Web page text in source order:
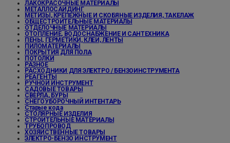
ЛАКОКРАСОЧНЫЕ МАТЕРИАЛЫ
МЕТАЛЛОСАЙДИНГ
МЕТИЗЫ, КРЕПЕЖНЫЕ И СКОБЯНЫЕ ИЗДЕЛИЯ, ТАКЕЛАЖ
ОБЩЕСТРОИТЕЛЬНЫЕ МАТЕРИАЛЫ
ОТДЕЛОЧНЫЕ МАТЕРИАЛЫ
ОТОПЛЕНИЕ, ВОДОСНАБЖЕНИЕ И САНТЕХНИКА
ПЕНЫ, ГЕРМЕТИКИ, КЛЕИ, ЛЕНТЫ
ПИЛОМАТЕРИАЛЫ
ПОКРЫТИЯ ДЛЯ ПОЛА
ПОТОЛКИ
РАЗНОЕ
РАСХОДНИКИ ДЛЯ ЭЛЕКТРО / БЕНЗОИНСТРУМЕНТА
РЕАГЕНТЫ
РУЧНОЙ ИНСТРУМЕНТ
САДОВЫЕ ТОВАРЫ
СВЕРЛА, БУРЫ
СНЕГОУБОРОЧНЫЙ ИНТЕНТАРЬ
Старые кода
СТОЛЯРНЫЕ ИЗДЕЛИЯ
СТРОИТЕЛЬНЫЕ МАТЕРИАЛЫ
ТРУБОПРОВОД
ХОЗЯЙСТВЕННЫЕ ТОВАРЫ
ЭЛЕКТРО-БЕНЗО ИНСТРУМЕНТ